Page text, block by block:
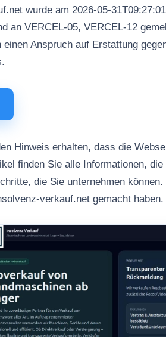
wurde am 2026-05-
an VERCEL-05, VERCEL-12
Anspruch auf Erstattung
Hinweis erhalten, dass die
finden Sie alle Informationen,
die Sie unternehmen
verkauf.net gemacht haben.